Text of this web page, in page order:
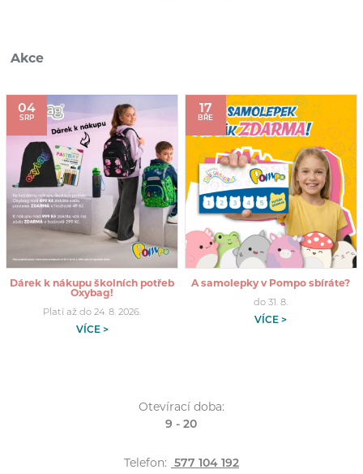
Akce
04
SRP
Dárek k nákupu školních potřeb
Oxybag!
Platí až do 24. 8. 2026.
VÍCE >
17
BŘE
A samolepky v Pompo sbíráte?
do 31. 8.
VÍCE >
Otevírací doba:
9 - 20
Telefon: 577 104 192